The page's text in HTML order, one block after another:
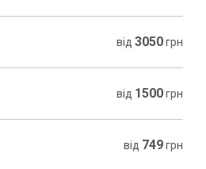
від 3050грн
від 1500грн
від 749грн